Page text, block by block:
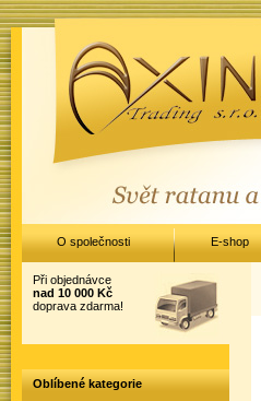
Při objednávce
nad 10 000 Kč
doprava zdarma!
Oblíbené kategorie
O společnosti E-shop